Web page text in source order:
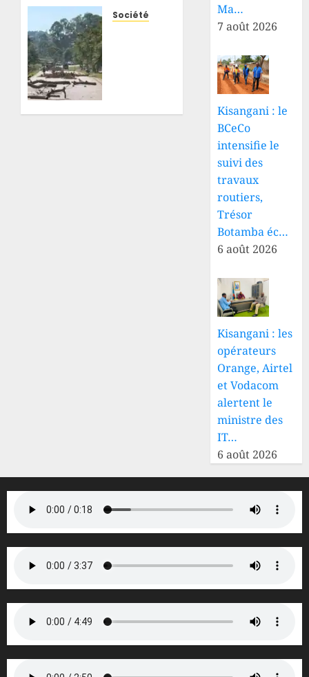
de
Société
Ma…
7 août 2026
Kisangani : le
BCeCo
intensifie le
suivi des
travaux
routiers,
Trésor
Botamba éc…
6 août 2026
Kisangani : les
opérateurs
Orange, Airtel
et Vodacom
alertent le
ministre des
IT…
6 août 2026